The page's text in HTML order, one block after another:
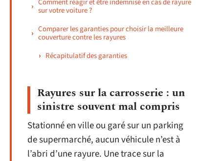
sur votre voiture ?
Comparer les garanties pour choisir la meilleure
couverture contre les rayures
Récapitulatif des garanties
Rayures sur la carrosserie : un
sinistre souvent mal compris
Stationné en ville ou garé sur un parking
de supermarché, aucun véhicule n’est à
l’abri d’une rayure. Une trace sur la